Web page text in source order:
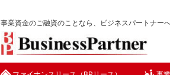
事業資金のご融資のことなら、 ビジネスパートナー